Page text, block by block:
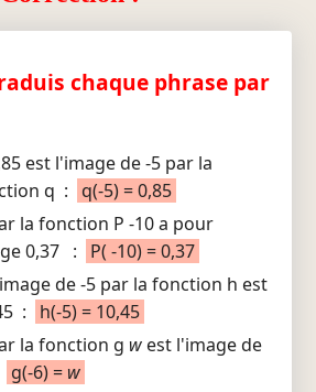
chaque phrase par
est l'image de -5 par la
q : q(-5) = 0,85
la fonction P -10 a pour
0,37 :
P( -10) = 0,37
de -5 par la fonction h est
:
h(-5) = 10,45
la fonction g w est l'image de
g(-6) = w